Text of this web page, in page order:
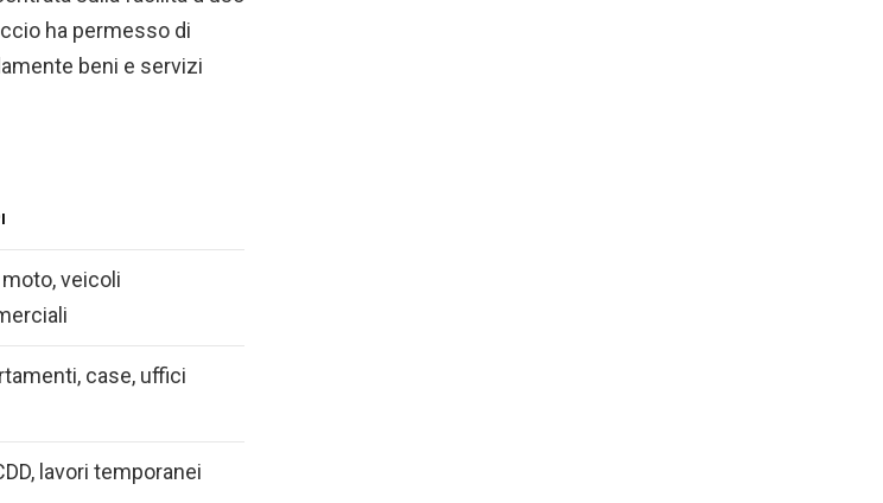
ha permesso di
beni e servizi
veicoli
case, uffici
lavori temporanei